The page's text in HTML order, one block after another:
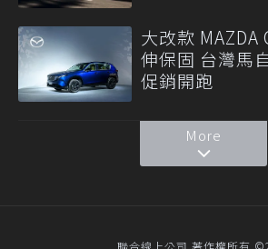
大改款 MAZDA
伸保固 台灣馬
促銷開跑
More